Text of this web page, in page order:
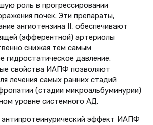
роль в прогрессировании
почек. Эти препараты,
ангиотензина II, обеспечивают
(эфферентной) артериолы
снижая тем самым
гидростатическое давление.
свойства ИАПФ позволяют
лечения самых ранних стадий
(стадии микроальбуминурии)
уровне системного АД.
эффект ИАПФ